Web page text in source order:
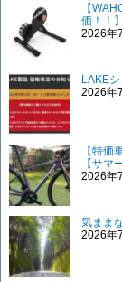
【
価！！】
2026年
LAKE
2026年
【特価
【サマ
2026年
気まま
2026年